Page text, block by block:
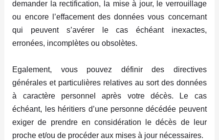
demander la rectification, la mise à jour, le verrouillage
ou encore l’effacement des données vous concernant
qui peuvent s’avérer le cas échéant inexactes,
erronées, incomplètes ou obsolètes.
Egalement, vous pouvez définir des directives
générales et particulières relatives au sort des données
à caractère personnel après votre décès. Le cas
échéant, les héritiers d’une personne décédée peuvent
exiger de prendre en considération le décès de leur
proche et/ou de procéder aux mises à jour nécessaires.